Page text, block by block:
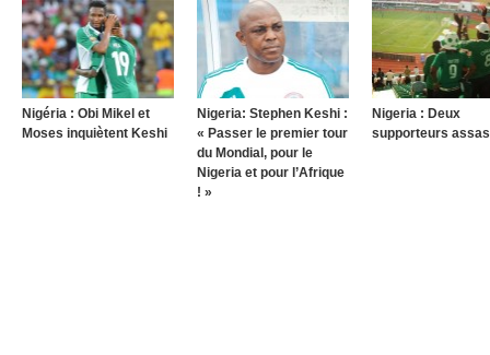
Nigéria : Obi Mikel et
Moses inquiètent Keshi
Nigeria: Stephen Keshi :
« Passer le premier tour
du Mondial, pour le
Nigeria et pour l’Afrique
! »
Nigeria : Deux
supporteurs